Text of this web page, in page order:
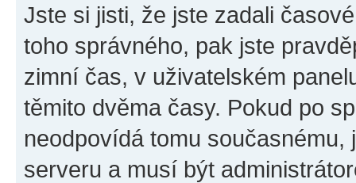
Jste si jisti, že jste zadali
toho správného, pak jste
zimní čas, v uživatelském
těmito dvěma časy. Pokud po
neodpovídá tomu
serveru a musí být